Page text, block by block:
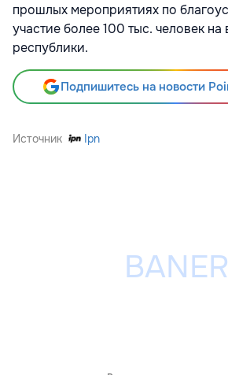
прошлых мероприятиях по
участие более 100 тыс. человек
республики.
Подпишитесь на новости
Источник Ipn